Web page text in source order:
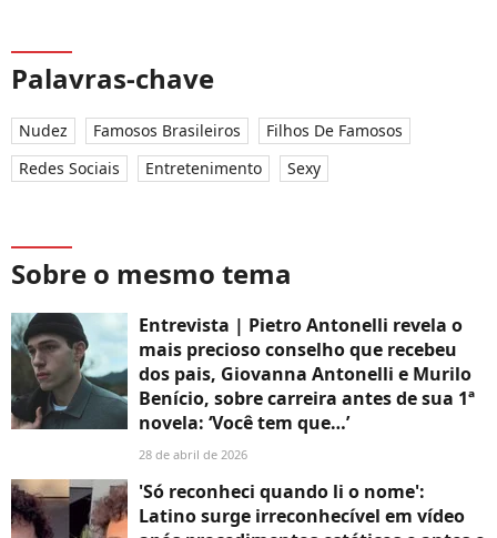
Palavras-chave
Nudez Famosos Brasileiros
Filhos De Famosos
Redes Sociais
Entretenimento Sexy
Sobre o mesmo tema
Entrevista | Pietro Antonelli revela o
mais precioso conselho que recebeu
dos pais, Giovanna Antonelli e Murilo
Benício, sobre carreira antes de sua 1ª
novela: ‘Você tem que…’
28 de abril de 2026
'Só reconheci quando li o nome':
Latino surge irreconhecível em vídeo